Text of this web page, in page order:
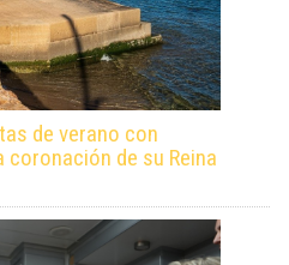
de verano con
de su Reina